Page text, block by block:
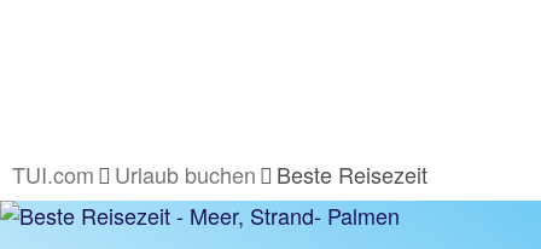
TUI.com Urlaub buchen Beste Reisezeit